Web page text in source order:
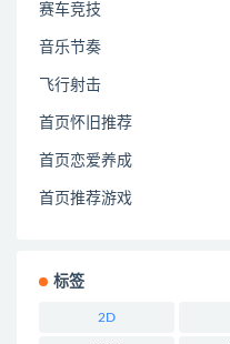
赛车竞技
音乐节奏
飞行射击
首页怀旧推荐
首页恋爱养成
首页推荐游戏
标签
2D